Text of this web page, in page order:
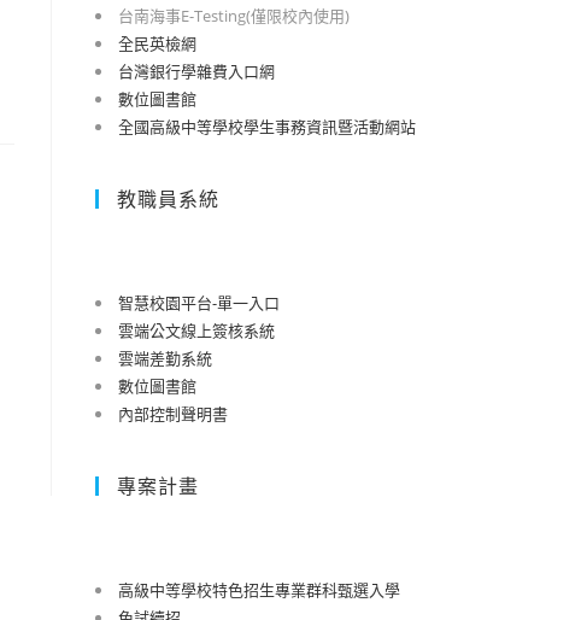
台南海事E-Testing(僅限校內使用)
全民英檢網
台灣銀行學雜費入口網
數位圖書館
全國高級中等學校學生事務資訊暨活動網站
教職員系統
智慧校園平台-單一入口
雲端公文線上簽核系統
雲端差勤系統
數位圖書館
內部控制聲明書
專案計畫
高級中等學校特色招生專業群科甄選入學